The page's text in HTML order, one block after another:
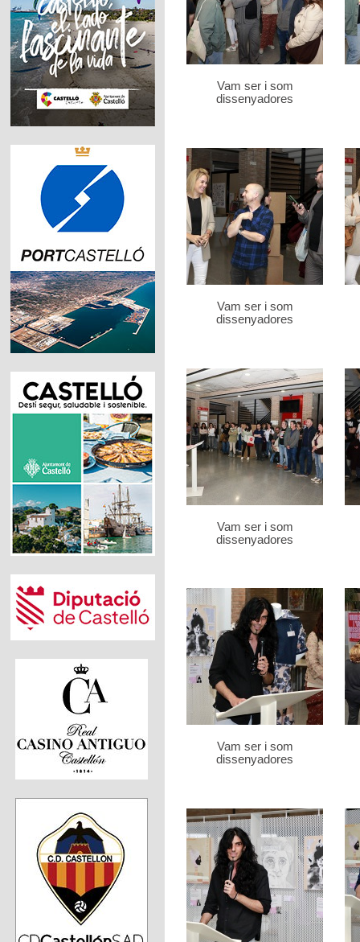
Vam ser i som
dissenyadores
Vam ser i som
dissenyadores
Vam ser i som
dissenyadores
Vam ser i som
dissenyadores